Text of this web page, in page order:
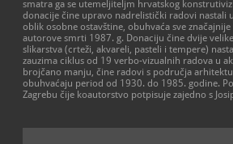
smatra ga se utemeljiteljm hrvatskog
donacije čine upravo nadrelistički radovi nastali
oblik osobne ostavštine, obuhvaća sve
autorove smrti 1987. g. Donaciju čine dvije
slikarstva (crteži, akvareli, pasteli i tempere)
zauzima ciklus od 19 verbo-vizualnih radova u
brojčano manju, čine radovi s područja
obuhvaćaju period od 1930. do 1985. godine.
Zagrebu čije koautorstvo potpisuje zajedno s